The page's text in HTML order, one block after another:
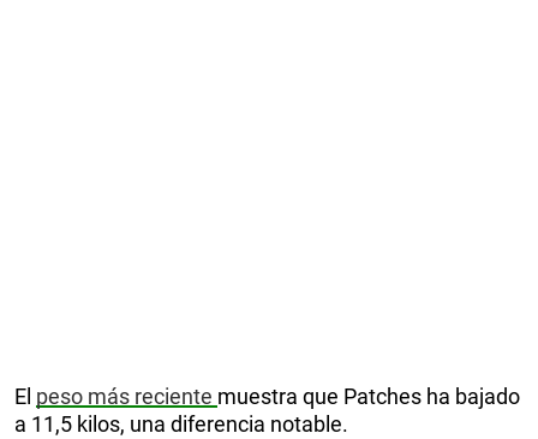
El peso más reciente muestra que Patches ha bajado
a 11,5 kilos, una diferencia notable.